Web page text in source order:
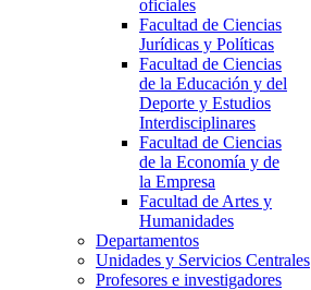
oficiales
Facultad de Ciencias
Jurídicas y Políticas
Facultad de Ciencias
de la Educación y del
Deporte y Estudios
Interdisciplinares
Facultad de Ciencias
de la Economía y de
la Empresa
Facultad de Artes y
Humanidades
Departamentos
Unidades y Servicios Centrales
Profesores e investigadores